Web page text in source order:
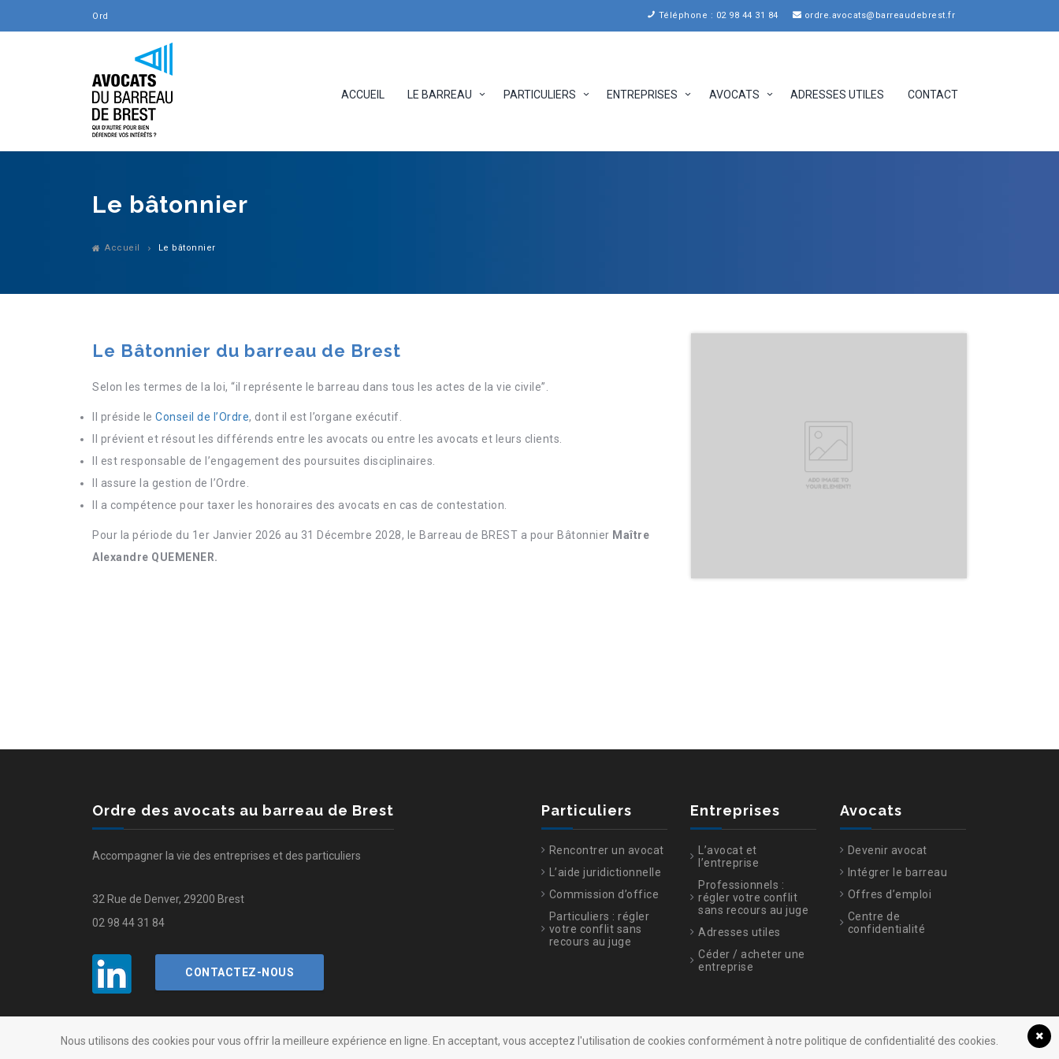
Ordre des
_
Téléphone : 02 98 44 31 84 ordre.avocats@barreaudebrest.fr
ACCUEIL LE BARREAU PARTICULIERS ENTREPRISES AVOCATS ADRESSES UTILES CONTACT
Le bâtonnier
Accueil Le bâtonnier
Le Bâtonnier du barreau de Brest
Selon les termes de la loi, “il représente le barreau dans tous les actes de la vie civile”.
Il préside le Conseil de l’Ordre, dont il est l’organe exécutif.
Il prévient et résout les différends entre les avocats ou entre les avocats et leurs clients.
Il est responsable de l’engagement des poursuites disciplinaires.
Il assure la gestion de l’Ordre.
Il a compétence pour taxer les honoraires des avocats en cas de contestation.
Pour la période du 1er Janvier 2026 au 31 Décembre 2028, le Barreau de BREST a pour Bâtonnier Maître
Alexandre QUEMENER.
Ordre des avocats au barreau de Brest
Accompagner la vie des entreprises et des particuliers
32 Rue de Denver, 29200 Brest
02 98 44 31 84
CONTACTEZ-NOUS
Particuliers
Rencontrer un avocat
L’aide juridictionnelle
Commission d’office
Particuliers : régler
votre conflit sans
recours au juge
Entreprises
L’avocat et
l’entreprise
Professionnels :
régler votre conflit
sans recours au juge
Adresses utiles
Céder / acheter une
entreprise
Avocats
Devenir avocat
Intégrer le barreau
Offres d’emploi
Centre de
confidentialité
Nous utilisons des cookies pour vous offrir la meilleure expérience en ligne. En acceptant, vous acceptez l'utilisation de cookies conformément à notre politique de confidentialité des cookies.